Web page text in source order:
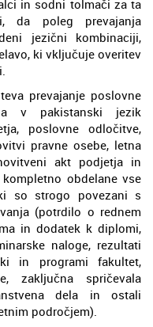
in sodni tolmači za ta
da poleg prevajanja
jezični kombinaciji,
ki vključuje overitev
prevajanje poslovne
v pakistanski jezik
poslovne odločitve,
pravne osebe, letna
akt podjetja in
obdelane vse
so strogo povezani s
(potrdilo o rednem
in dodatek k diplomi,
naloge, rezultati
in programi fakultet,
zaključna spričevala
dela in ostali
področjem).